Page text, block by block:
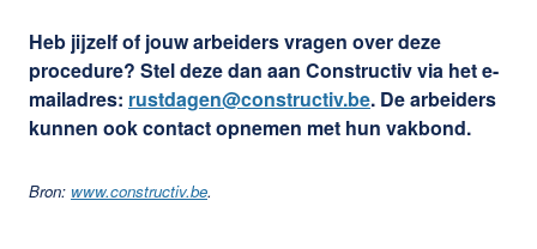
Heb jijzelf of jouw arbeiders vragen over deze
procedure? Stel deze dan aan Constructiv via het e-
mailadres: rustdagen@constructiv.be. De arbeiders
kunnen ook contact opnemen met hun vakbond.
Bron: www.constructiv.be.